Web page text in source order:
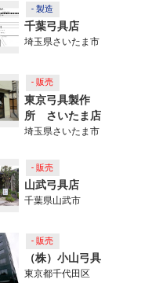
- 製造
千葉弓具店
埼玉県さいたま市
- 販売
東京弓具製作
所 さいたま店
埼玉県さいたま市
- 販売
山武弓具店
千葉県山武市
- 販売
（株）小山弓具
東京都千代田区